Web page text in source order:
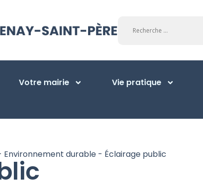
Votre mairie Vie pratique
Environnement durable - Éclairage public